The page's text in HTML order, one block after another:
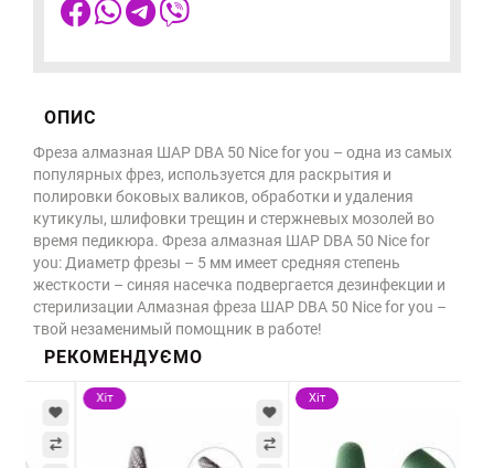
ОПИС
Фреза алмазная ШАР DBA 50 Nice for you – одна из самых
популярных фрез, используется для раскрытия и
полировки боковых валиков, обработки и удаления
кутикулы, шлифовки трещин и стержневых мозолей во
время педикюра. Фреза алмазная ШАР DBA 50 Nice for
you: Диаметр фрезы – 5 мм имеет средняя степень
жесткости – синяя насечка подвергается дезинфекции и
стерилизации Алмазная фреза ШАР DBA 50 Nice for you –
твой незаменимый помощник в работе!
РЕКОМЕНДУЄМО
Хіт Хіт